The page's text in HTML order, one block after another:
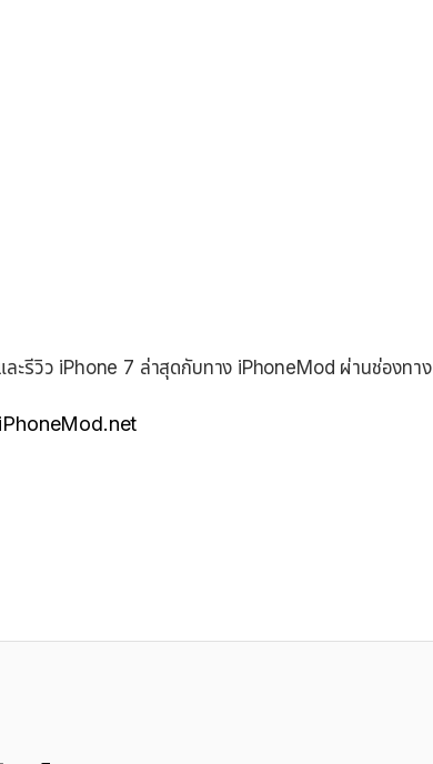
ะรีวิว iPhone 7 ล่าสุดกับทาง iPhoneMod ผ่านช่องทาง